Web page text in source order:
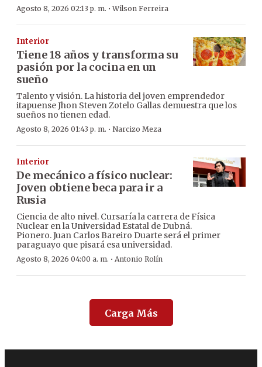
Agosto 8, 2026 02:13 p. m. ·Wilson Ferreira
Interior
Tiene 18 años y transforma su
pasión por la cocina en un
sueño
Talento y visión. La historia del joven emprendedor
itapuense Jhon Steven Zotelo Gallas demuestra que los
sueños no tienen edad.
Agosto 8, 2026 01:43 p. m. · Narcizo Meza
Interior
De mecánico a físico nuclear:
Joven obtiene beca para ir a
Rusia
Ciencia de alto nivel. Cursaría la carrera de Física
Nuclear en la Universidad Estatal de Dubná.
Pionero. Juan Carlos Bareiro Duarte será el primer
paraguayo que pisará esa universidad.
Agosto 8, 2026 04:00 a. m. · Antonio Rolín
Carga Más